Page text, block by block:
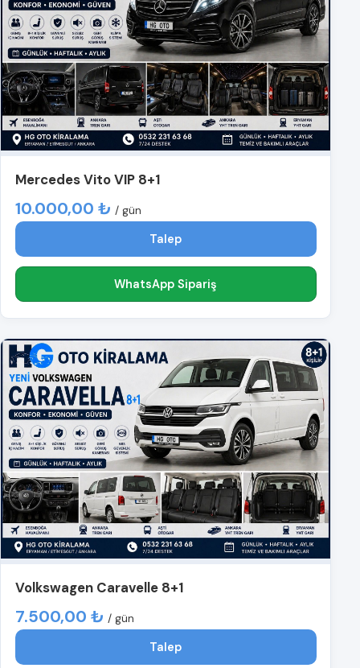
Mercedes Vito VIP 8+1
10.000,00 ₺ / gün
Talep
WhatsApp Sipariş
Volkswagen Caravelle 8+1
7.500,00 ₺ / gün
Talep